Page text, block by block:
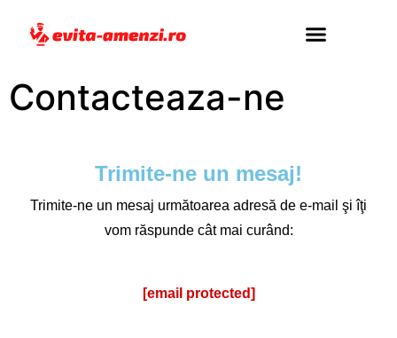
Contacteaza-ne
Trimite-ne un mesaj!
Trimite-ne un mesaj următoarea adresă de e-mail şi îţi
vom răspunde cât mai curând:
[email protected]